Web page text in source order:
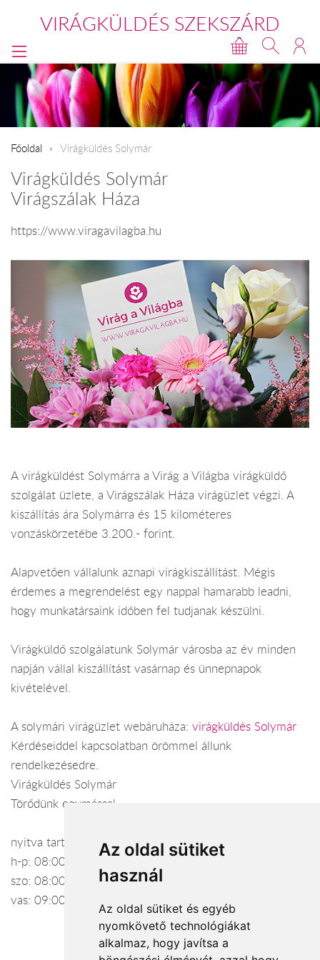
Az oldal sütiket
használ
Az oldal sütiket és egyéb
nyomkövető technológiákat
alkalmaz, hogy javítsa a
VIRÁGKÜLDÉS SZEKSZÁRD
Főoldal Virágküldés Solymár
Virágküldés Solymár
Virágszálak Háza
https://www.viragavilagba.hu
A virágküldést Solymárra a Virág a Világba virágküldő
szolgálat üzlete, a Virágszálak Háza virágüzlet végzi. A
kiszállítás ára Solymárra és 15 kilométeres
vonzáskörzetébe 3.200.- forint.
Alapvetően vállalunk aznapi virágkiszállítást. Mégis
érdemes a megrendelést egy nappal hamarabb leadni,
hogy munkatársaink időben fel tudjanak készülni.
Virágküldő szolgálatunk Solymár városba az év minden
napján vállal kiszállítást vasárnap és ünnepnapok
kivételével.
A solymári virágüzlet webáruháza: virágküldés Solymár
Kérdéseiddel kapcsolatban örömmel állunk
rendelkezésedre.
Virágküldés Solymár
Törődünk egymással
nyitva tartás:
h-p: 08:00-20:00
szo: 08:00-20:00
vas: 09:00-16:00